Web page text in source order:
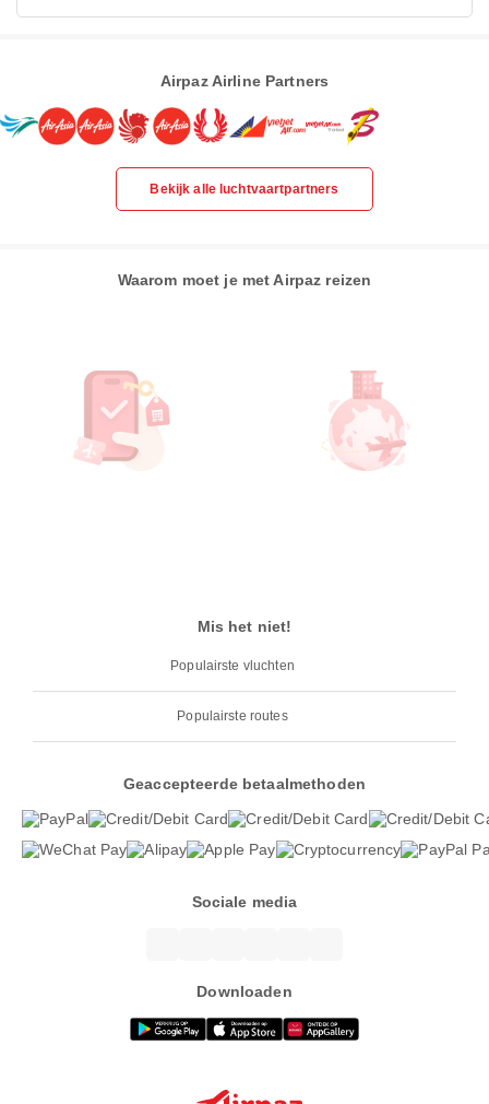
Airpaz Airline Partners
Bekijk alle luchtvaartpartners
Waarom moet je met Airpaz reizen
Mis het niet!
Populairste vluchten
Populairste routes
Geaccepteerde betaalmethoden
Sociale media
Downloaden